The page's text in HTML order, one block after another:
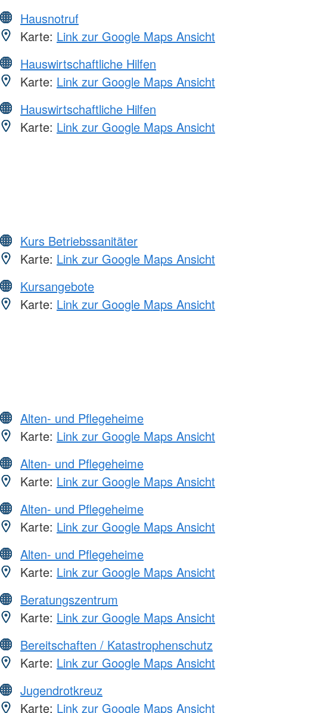
Hausnotruf
Karte: Link zur Google Maps Ansicht
Hauswirtschaftliche Hilfen
Karte: Link zur Google Maps Ansicht
Hauswirtschaftliche Hilfen
Karte: Link zur Google Maps Ansicht
Kurs Betriebssanitäter
Karte: Link zur Google Maps Ansicht
Kursangebote
Karte: Link zur Google Maps Ansicht
Alten- und Pflegeheime
Karte: Link zur Google Maps Ansicht
Alten- und Pflegeheime
Karte: Link zur Google Maps Ansicht
Alten- und Pflegeheime
Karte: Link zur Google Maps Ansicht
Alten- und Pflegeheime
Karte: Link zur Google Maps Ansicht
Beratungszentrum
Karte: Link zur Google Maps Ansicht
Bereitschaften / Katastrophenschutz
Karte: Link zur Google Maps Ansicht
Jugendrotkreuz
Karte: Link zur Google Maps Ansicht